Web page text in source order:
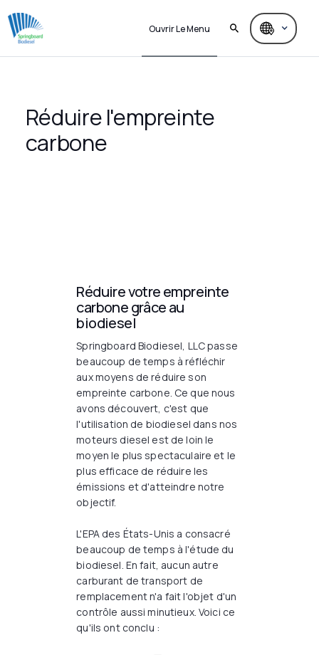
Ouvrir Le Menu
Réduire l'empreinte
carbone
Réduire votre empreinte
carbone grâce au
biodiesel
Springboard Biodiesel, LLC passe
beaucoup de temps à réfléchir
aux moyens de réduire son
empreinte carbone. Ce que nous
avons découvert, c'est que
l'utilisation de biodiesel dans nos
moteurs diesel est de loin le
moyen le plus spectaculaire et le
plus efficace de réduire les
émissions et d'atteindre notre
objectif.
L'EPA des États-Unis a consacré
beaucoup de temps à l'étude du
biodiesel. En fait, aucun autre
carburant de transport de
remplacement n'a fait l'objet d'un
contrôle aussi minutieux. Voici ce
qu'ils ont conclu :